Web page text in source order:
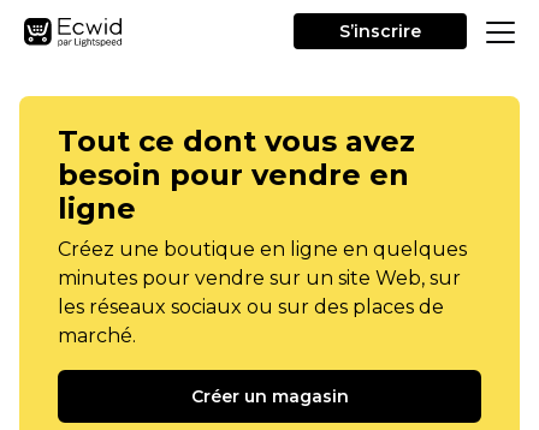
S’inscrire
Tout ce dont vous avez
besoin pour vendre en
ligne
Créez une boutique en ligne en quelques
minutes pour vendre sur un site Web, sur
les réseaux sociaux ou sur des places de
marché.
Créer un magasin